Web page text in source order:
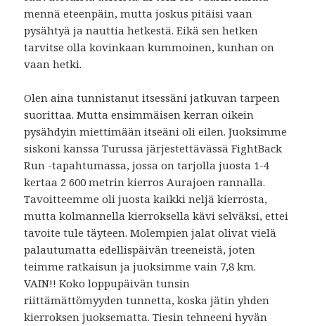
mennä eteenpäin, mutta joskus pitäisi vaan
pysähtyä ja nauttia hetkestä. Eikä sen hetken
tarvitse olla kovinkaan kummoinen, kunhan on
vaan hetki.
Olen aina tunnistanut itsessäni jatkuvan tarpeen
suorittaa. Mutta ensimmäisen kerran oikein
pysähdyin miettimään itseäni oli eilen. Juoksimme
siskoni kanssa Turussa järjestettävässä FightBack
Run -tapahtumassa, jossa on tarjolla juosta 1-4
kertaa 2 600 metrin kierros Aurajoen rannalla.
Tavoitteemme oli juosta kaikki neljä kierrosta,
mutta kolmannella kierroksella kävi selväksi, ettei
tavoite tule täyteen. Molempien jalat olivat vielä
palautumatta edellispäivän treeneistä, joten
teimme ratkaisun ja juoksimme vain 7,8 km.
VAIN!! Koko loppupäivän tunsin
riittämättömyyden tunnetta, koska jätin yhden
kierroksen juoksematta. Tiesin tehneeni hyvän